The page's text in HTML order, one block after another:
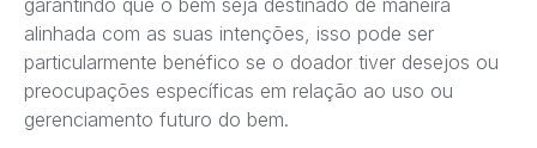
garantindo que o bem seja destinado de maneira
alinhada com as suas intenções, isso pode ser
particularmente benéfico se o doador tiver desejos ou
preocupações específicas em relação ao uso ou
gerenciamento futuro do bem.